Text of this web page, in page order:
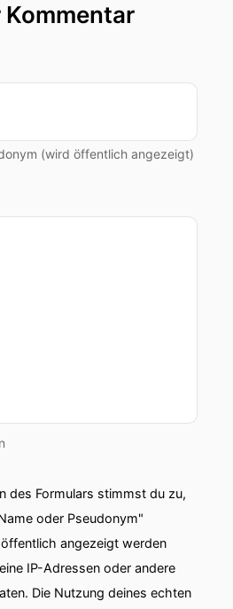
Kommentar
(wird öffentlich angezeigt)
des Formulars stimmst du zu,
oder Pseudonym"
angezeigt werden
IP-Adressen oder andere
Die Nutzung deines echten